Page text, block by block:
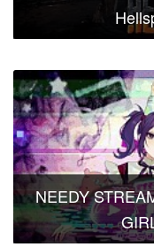
NEEDY